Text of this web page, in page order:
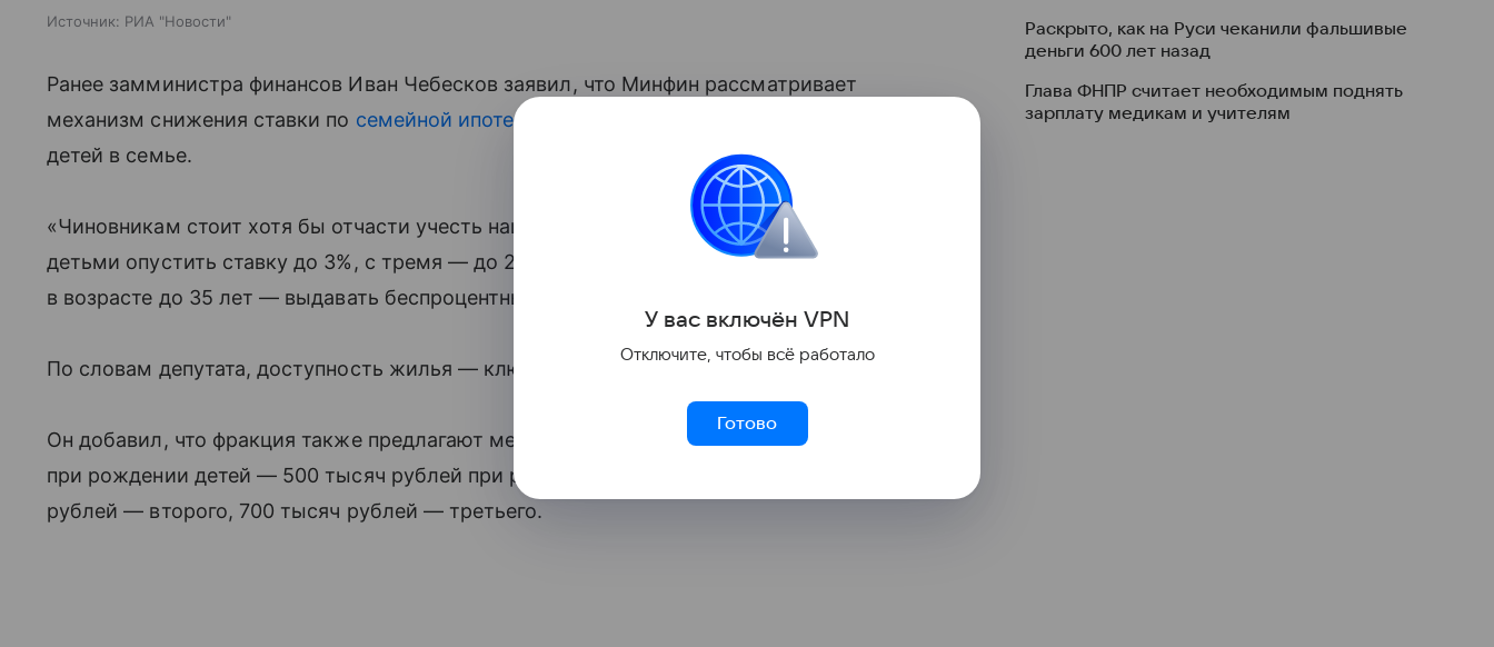
Источник: РИА "Новости"
Ранее замминистра финансов Иван Чебесков заявил, что Минфин рассматривает
механизм снижения ставки по семейной ипотеке
детей в семье.
«Чиновникам стоит хотя бы отчасти учесть наши предложения. Для семей с двумя
детьми опустить ставку до 3%, с тремя — до 2%, а молодым многодетным родителям
в возрасте до 35 лет — выдавать беспроцентные ссуды», — сказал Миронов ТАСС,
По словам депутата, доступность жилья — ключ к повышению рождаемости.
Он добавил, что фракция также предлагают механизм частичного погашения ипотеки
при рождении детей — 500 тысяч рублей при рождении первого ребенка, 600 тысяч
рублей — второго, 700 тысяч рублей — третьего.
Раскрыто, как на Руси чеканили фальшивые
деньги 600 лет назад
Глава ФНПР считает необходимым поднять
зарплату медикам и учителям
У вас включён VPN
Отключите, чтобы всё работало
Готово